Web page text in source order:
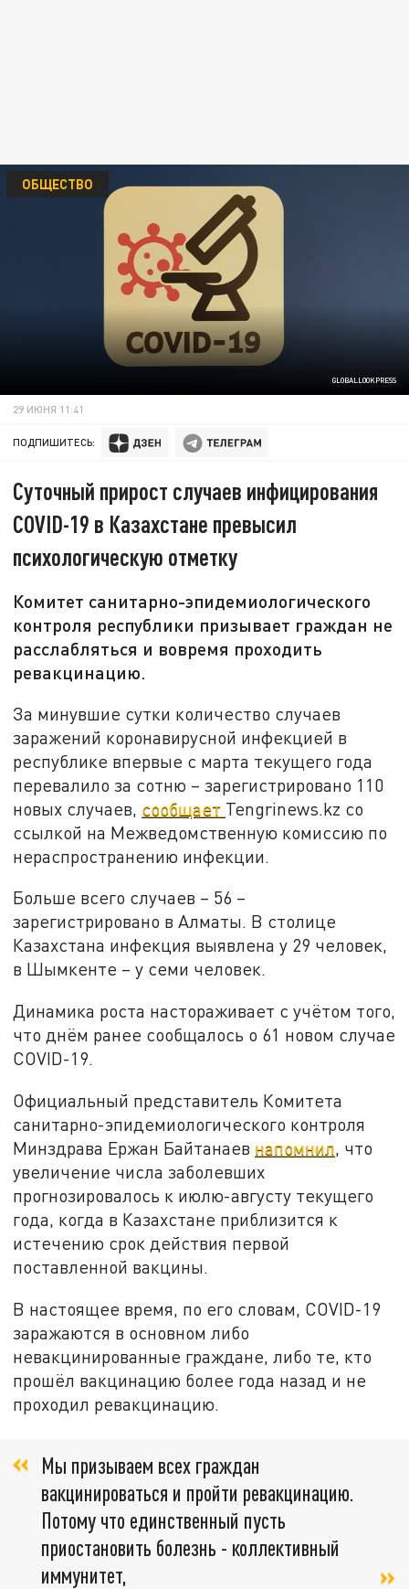
GLOBALLOOKPRESS
ОБЩЕСТВО
29 ИЮНЯ 11:41
ПОДПИШИТЕСЬ:
Суточный прирост случаев инфицирования
COVID-19 в Казахстане превысил
психологическую отметку
Комитет санитарно-эпидемиологического
контроля республики призывает граждан не
расслабляться и вовремя проходить
ревакцинацию.
За минувшие сутки количество случаев
заражений коронавирусной инфекцией в
республике впервые с марта текущего года
перевалило за сотню – зарегистрировано 110
новых случаев, сообщает Tengrinews.kz со
ссылкой на Межведомственную комиссию по
нераспространению инфекции.
Больше всего случаев – 56 –
зарегистрировано в Алматы. В столице
Казахстана инфекция выявлена у 29 человек,
в Шымкенте – у семи человек.
Динамика роста настораживает с учётом того,
что днём ранее сообщалось о 61 новом случае
COVID-19.
Официальный представитель Комитета
санитарно-эпидемиологического контроля
Минздрава Ержан Байтанаев напомнил, что
увеличение числа заболевших
прогнозировалось к июлю-августу текущего
года, когда в Казахстане приблизится к
истечению срок действия первой
поставленной вакцины.
В настоящее время, по его словам, COVID-19
заражаются в основном либо
невакцинированные граждане, либо те, кто
прошёл вакцинацию более года назад и не
проходил ревакцинацию.
Мы призываем всех граждан
вакцинироваться и пройти ревакцинацию.
Потому что единственный пусть
приостановить болезнь - коллективный
иммунитет,